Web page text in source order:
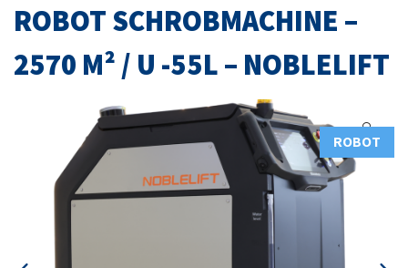
ROBOT SCHROBMACHINE –
2570 M² / U -55L – NOBLELIFT
ROBOT